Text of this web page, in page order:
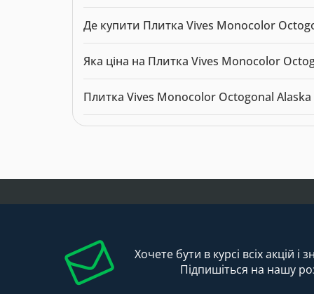
Де купити Плитка Vives Monocolor
Яка ціна на Плитка Vives Monocolor
Плитка Vives Monocolor Octogonal
Модель: 1833585. Категорія:Плитка для
Хочете бути в курсі всіх акцій і
Підпишіться на нашу